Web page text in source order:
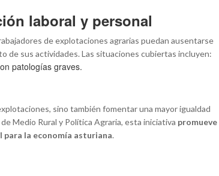
laboral y personal
de explotaciones agrarias puedan ausentarse
de sus actividades. Las situaciones cubiertas incluyen:
patologías graves.
sino también fomentar una mayor igualdad
Medio Rural y Política Agraria, esta iniciativa promueve
para la economía asturiana.